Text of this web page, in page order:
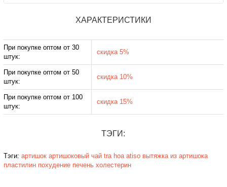
ХАРАКТЕРИСТИКИ
При покупке оптом от 30
штук:
скидка 5%
При покупке оптом от 50
штук:
скидка 10%
При покупке оптом от 100
штук:
скидка 15%
ТЭГИ:
Тэги: артишок артишоковый чай tra hoa atiso вытяжка из артишока
пластилин похудение печень холестерин